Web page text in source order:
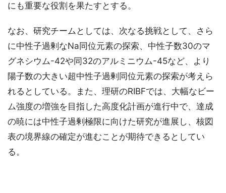
にも重要な役割を果たすとする。
なお、研究チームとしては、次なる挑戦として、さら
に中性子過剰なNa同位元素の探索、中性子数30のマ
グネシウム-42や同32のアルミニウム-45など、より
陽子数の大きい超中性子過剰同位元素の探索が考えら
れるとしている。また、理研のRIBFでは、大幅なビー
ム強度の増強を目指した高度化計画が進行中で、達成
の暁には中性子過剰極限に向けた研究が進展し、核図
表の境界線の確定が進むことが期待できるとしてい
る。